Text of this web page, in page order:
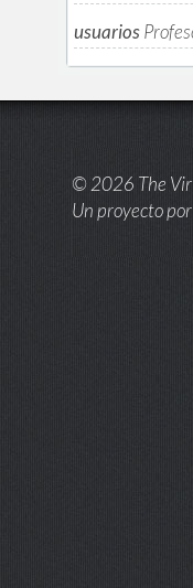
usuarios
© 2026 The
Un proyecto por